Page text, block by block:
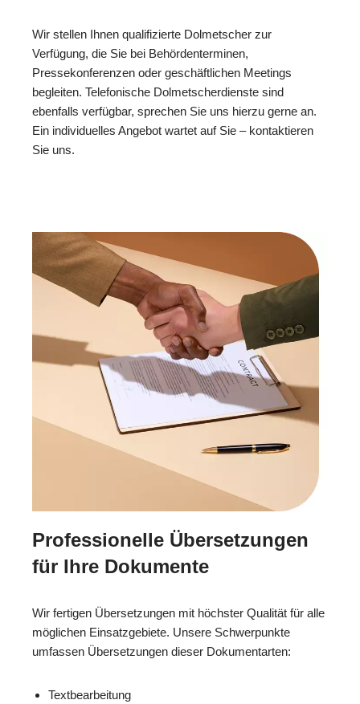
Wir stellen Ihnen qualifizierte Dolmetscher zur
Verfügung, die Sie bei Behördenterminen,
Pressekonferenzen oder geschäftlichen Meetings
begleiten. Telefonische Dolmetscherdienste sind
ebenfalls verfügbar, sprechen Sie uns hierzu gerne an.
Ein individuelles Angebot wartet auf Sie – kontaktieren
Sie uns.
Professionelle Übersetzungen
für Ihre Dokumente
Wir fertigen Übersetzungen mit höchster Qualität für alle
möglichen Einsatzgebiete. Unsere Schwerpunkte
umfassen Übersetzungen dieser Dokumentarten:
Textbearbeitung